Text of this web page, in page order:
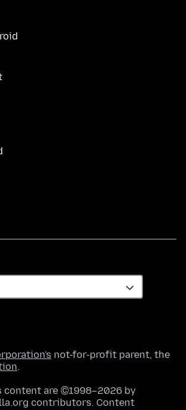
not-for-profit parent, the
.
are ©1998–2026 by
contributors. Content